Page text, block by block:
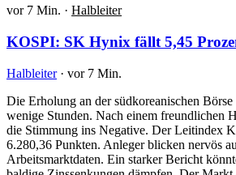
vor 7 Min. · Halbleiter
KOSPI: SK Hynix fällt 5,45
Halbleiter · vor 7 Min.
Die Erholung an der südkoreanischen
wenige Stunden. Nach einem freundlichen
die Stimmung ins Negative. Der Leitindex
6.280,36 Punkten. Anleger blicken nervös
Arbeitsmarktdaten. Ein starker Bericht